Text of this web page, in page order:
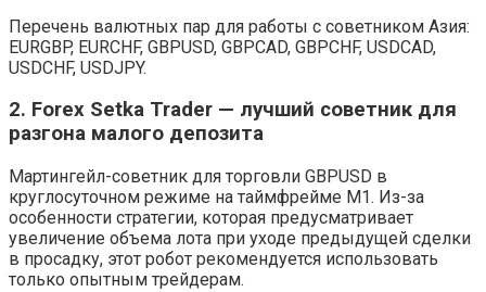
Перечень валютных пар для работы с советником Азия:
EURGBP, EURCHF, GBPUSD, GBPCAD, GBPCHF, USDCAD,
USDCHF, USDJPY.
2. Forex Setka Trader — лучший советник для
разгона малого депозита
Мартингейл-советник для торговли GBPUSD в
круглосуточном режиме на таймфрейме М1. Из-за
особенности стратегии, которая предусматривает
увеличение объема лота при уходе предыдущей сделки
в просадку, этот робот рекомендуется использовать
только опытным трейдерам.